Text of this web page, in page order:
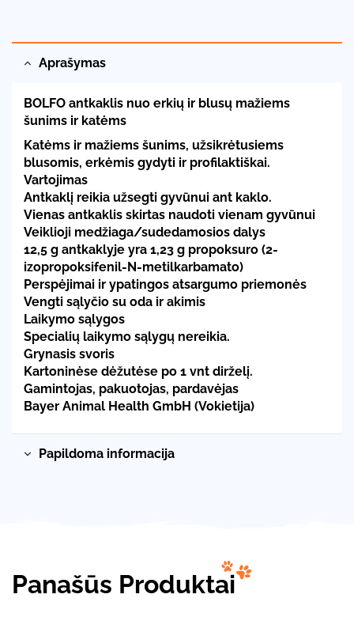
Aprašymas
BOLFO antkaklis nuo erkių ir blusų mažiems
šunims ir katėms
Katėms ir mažiems šunims, užsikrėtusiems
blusomis, erkėmis gydyti ir profilaktiškai.
Vartojimas
Antkaklį reikia užsegti gyvūnui ant kaklo.
Vienas antkaklis skirtas naudoti vienam gyvūnui
Veiklioji medžiaga/sudedamosios dalys
12,5 g antkaklyje yra 1,23 g propoksuro (2-
izopropoksifenil-N-metilkarbamato)
Perspėjimai ir ypatingos atsargumo priemonės
Vengti sąlyčio su oda ir akimis
Laikymo sąlygos
Specialių laikymo sąlygų nereikia.
Grynasis svoris
Kartoninėse dėžutėse po 1 vnt dirželį.
Gamintojas, pakuotojas, pardavėjas
Bayer Animal Health GmbH (Vokietija)
Papildoma informacija
Panašūs Produktai